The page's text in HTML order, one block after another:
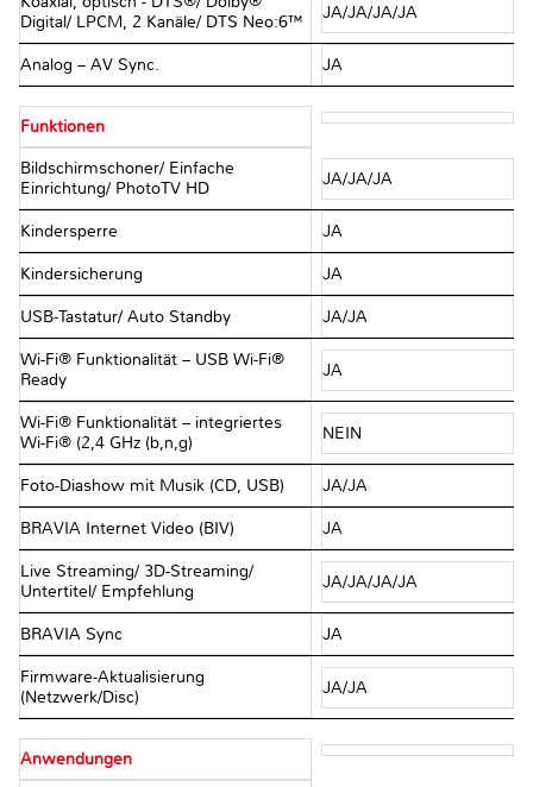
Digital/ LPCM, 2 Kanäle/ DTS Neo:6™
JA/JA/JA/JA
Analog – AV Sync. JA
Funktionen
Bildschirmschoner/ Einfache
Einrichtung/ PhotoTV HD
JA/JA/JA
Kindersperre JA
Kindersicherung JA
USB-Tastatur/ Auto Standby JA/JA
Wi-Fi® Funktionalität – USB Wi-Fi®
Ready
JA
Wi-Fi® Funktionalität – integriertes
Wi-Fi® (2,4 GHz (b,n,g)
NEIN
Foto-Diashow mit Musik (CD, USB) JA/JA
BRAVIA Internet Video (BIV) JA
Live Streaming/ 3D-Streaming/
Untertitel/ Empfehlung
JA/JA/JA/JA
BRAVIA Sync JA
Firmware-Aktualisierung
(Netzwerk/Disc)
JA/JA
Anwendungen